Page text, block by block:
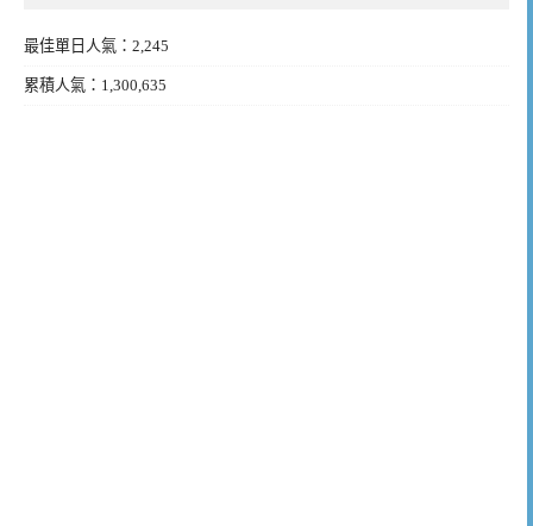
最佳單日人氣：2,245
累積人氣：1,300,635